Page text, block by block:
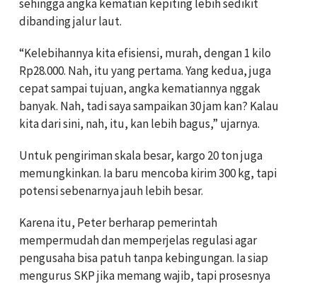
sehingga angka kematian kepiting lebih sedikit
dibanding jalur laut.
“Kelebihannya kita efisiensi, murah, dengan 1 kilo
Rp28.000. Nah, itu yang pertama. Yang kedua, juga
cepat sampai tujuan, angka kematiannya nggak
banyak. Nah, tadi saya sampaikan 30 jam kan? Kalau
kita dari sini, nah, itu, kan lebih bagus,” ujarnya.
Untuk pengiriman skala besar, kargo 20 ton juga
memungkinkan. Ia baru mencoba kirim 300 kg, tapi
potensi sebenarnya jauh lebih besar.
Karena itu, Peter berharap pemerintah
mempermudah dan memperjelas regulasi agar
pengusaha bisa patuh tanpa kebingungan. Ia siap
mengurus SKP jika memang wajib, tapi prosesnya